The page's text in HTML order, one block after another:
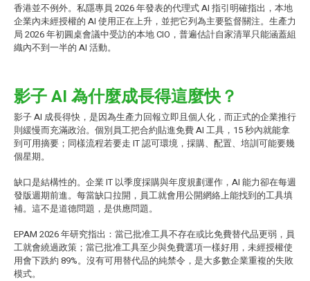
香港並不例外。私隱專員 2026 年發表的代理式 AI 指引明確指出，本地
企業內未經授權的 AI 使用正在上升，並把它列為主要監督關注。生產力
局 2026 年初圓桌會議中受訪的本地 CIO，普遍估計自家清單只能涵蓋組
織內不到一半的 AI 活動。
影子 AI 為什麼成長得這麼快？
影子 AI 成長得快，是因為生產力回報立即且個人化，而正式的企業推行
則緩慢而充滿政治。個別員工把合約貼進免費 AI 工具，15 秒內就能拿
到可用摘要；同樣流程若要走 IT 認可環境，採購、配置、培訓可能要幾
個星期。
缺口是結構性的。企業 IT 以季度採購與年度規劃運作，AI 能力卻在每週
發版週期前進。每當缺口拉開，員工就會用公開網絡上能找到的工具填
補。這不是道德問題，是供應問題。
EPAM 2026 年研究指出：當已批准工具不存在或比免費替代品更弱，員
工就會繞過政策；當已批准工具至少與免費選項一樣好用，未經授權使
用會下跌約 89%。沒有可用替代品的純禁令，是大多數企業重複的失敗
模式。